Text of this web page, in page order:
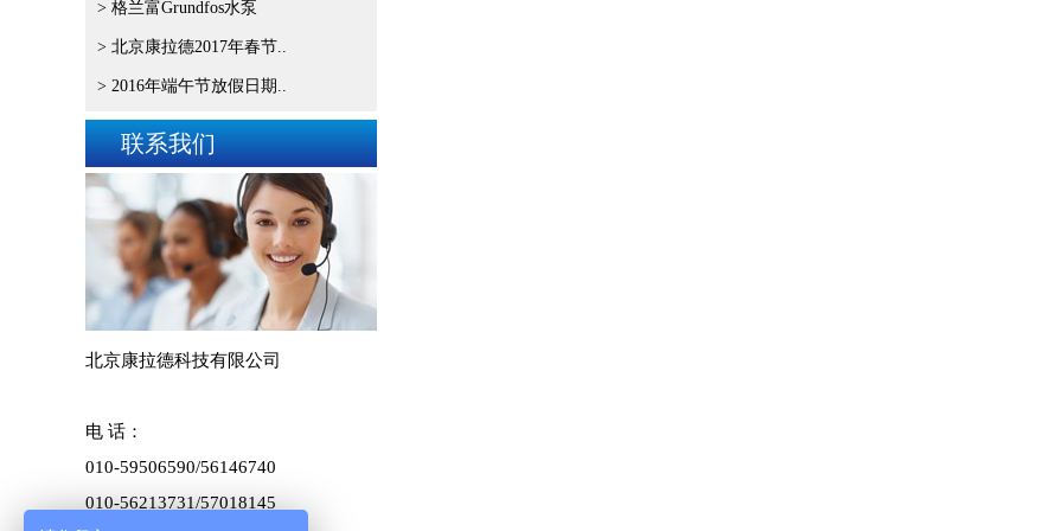
> 格兰富Grundfos水泵
> 北京康拉德2017年春节..
> 2016年端午节放假日期..
联系我们
北京康拉德科技有限公司
电 话：
010-59506590/56146740
010-56213731/57018145